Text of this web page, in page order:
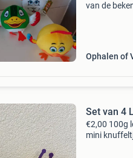
van de
Ophalen of
Set van 4
€2,00 100g
mini